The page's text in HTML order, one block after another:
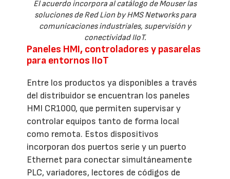
El acuerdo incorpora al catálogo de Mouser las
soluciones de Red Lion by HMS Networks para
comunicaciones industriales, supervisión y
conectividad IIoT.
Paneles HMI, controladores y pasarelas
para entornos IIoT
Entre los productos ya disponibles a través
del distribuidor se encuentran los paneles
HMI CR1000, que permiten supervisar y
controlar equipos tanto de forma local
como remota. Estos dispositivos
incorporan dos puertos serie y un puerto
Ethernet para conectar simultáneamente
PLC, variadores, lectores de códigos de